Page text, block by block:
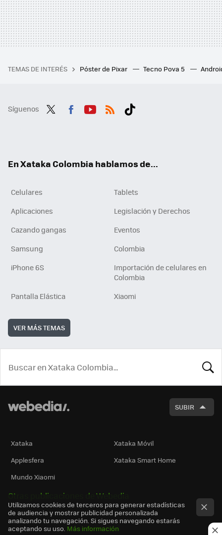
TEMAS DE INTERÉS Póster de Pixar Tecno Pova 5
Síguenos
En Xataka Colombia hablamos de...
Celulares
Tablets
Aplicaciones
Legislación y Derechos
Cazando gangas
Eventos
Samsung
Colombia
iPhone 6S
Importación de celulares en
Colombia
Pantalla Elástica
Xiaomi
VER MÁS TEMAS
SUBIR
Xataka
Xataka Móvil
Applesfera
Xataka Smart Home
Mundo Xiaomi
Otras publicaciones de Webedia
Utilizamos cookies de terceros para generar estadísticas
de audiencia y mostrar publicidad personalizada
analizando tu navegación. Si sigues navegando estarás
aceptando su uso. Más información